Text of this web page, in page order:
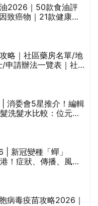
2026｜50款食油評
致癌物｜21款健康煮
略｜社區藥房名單/地
申請辦法一覽表｜社
消委會5星推介！編輯
洗髮水比較：位元
| 新冠變種「蟬」
！症狀、傳播、風險
病毒疫苗攻略2026｜